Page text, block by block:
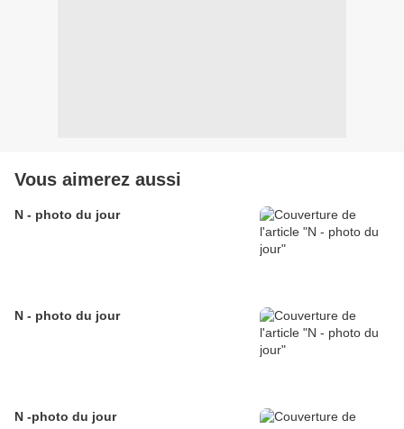
Vous aimerez aussi
N - photo du jour
N - photo du jour
N -photo du jour